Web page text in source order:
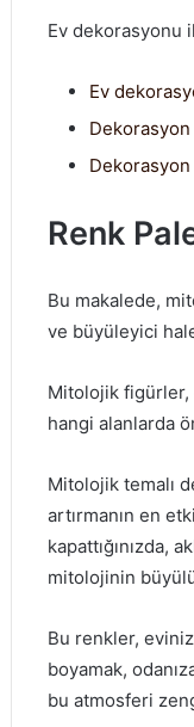
Ev dekorasyonu
Ev
Renk
Bu makalede,
ve büyüleyici
Mitolojik figürler,
hangi alanlarda
Mitolojik temalı
artırmanın en
kapattığınızda,
mitolojinin
Bu renkler,
boyamak,
bu atmosferi